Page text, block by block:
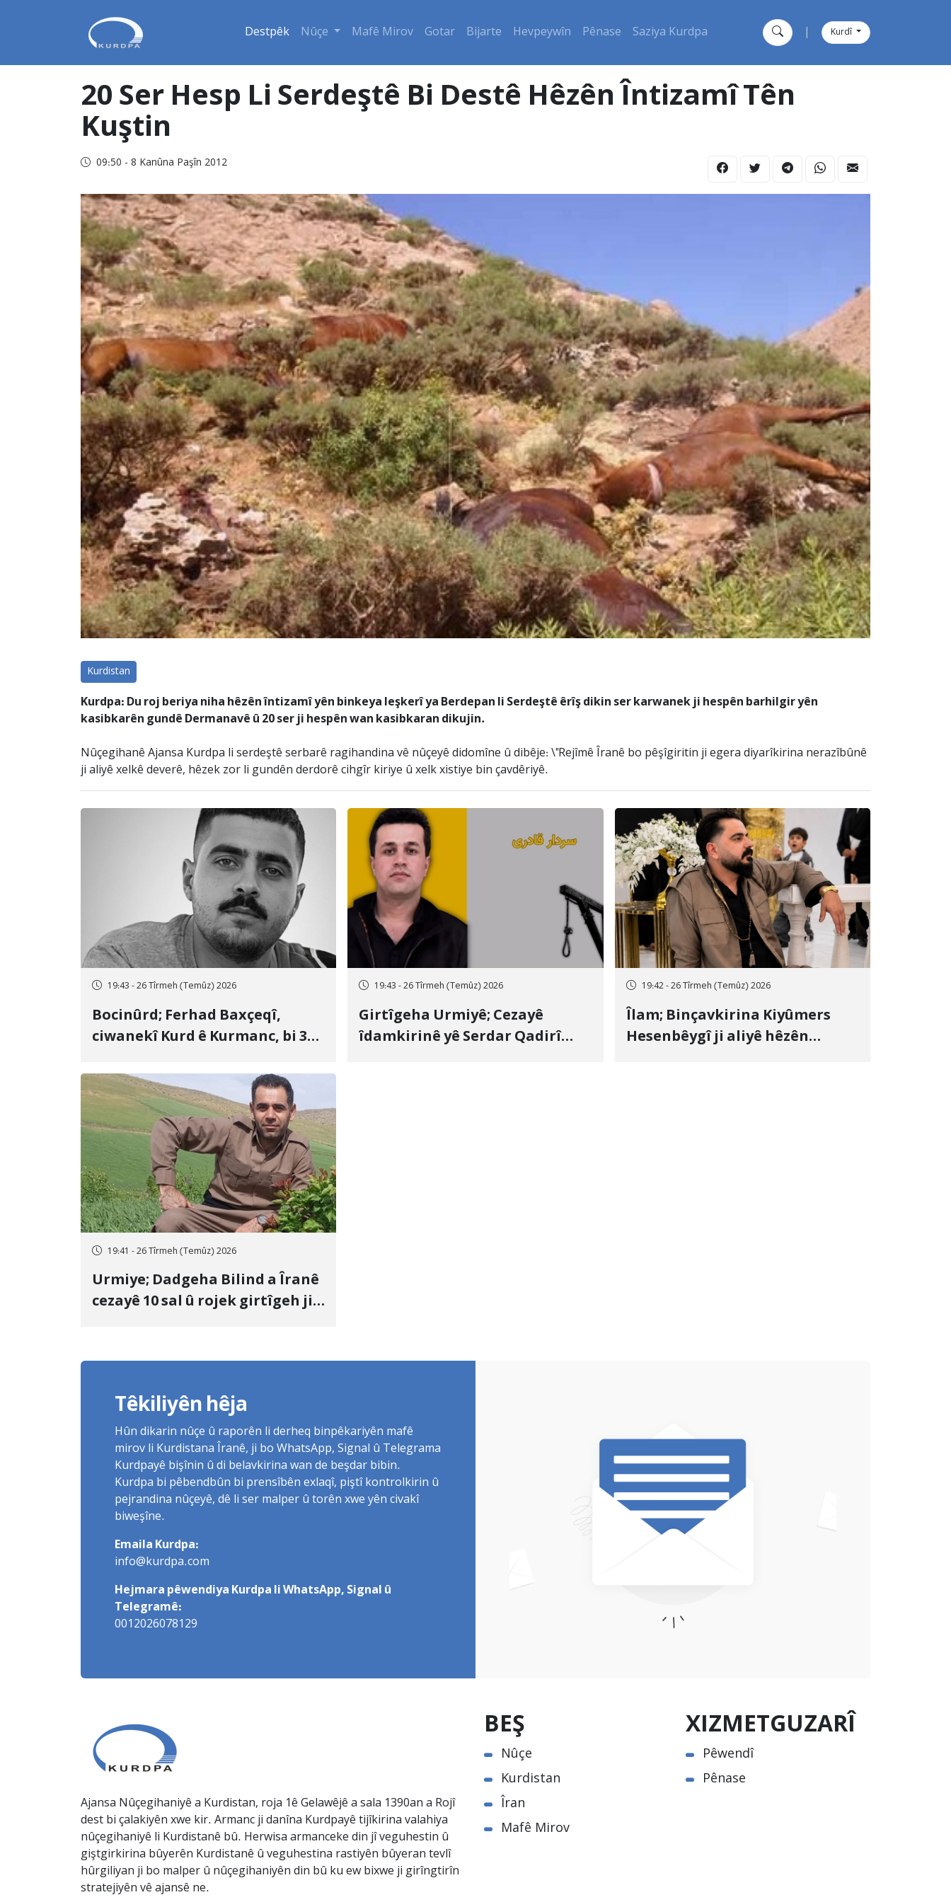
Destpêk Nûçe Mafê Mirov Gotar Bijarte Hevpeywîn Pênase Saziya Kurdpa Kurdî
20 Ser Hesp Li Serdeştê Bi Destê Hêzên Întizamî Tên
Kuştin
09:50 - 8 Kanûna Paşîn 2012
Kurdistan
Kurdpa: Du roj beriya niha hêzên întizamî yên binkeya leşkerî ya Berdepan li Serdeştê êrîş dikin ser karwanek ji hespên barhilgir yên
kasibkarên gundê Dermanavê û 20 ser ji hespên wan kasibkaran dikujin.
Nûçegihanê Ajansa Kurdpa li serdeştê serbarê ragihandina vê nûçeyê didomîne û dibêje: \"Rejîmê Îranê bo pêşîgiritin ji egera diyarîkirina nerazîbûnê
ji aliyê xelkê deverê, hêzek zor li gundên derdorê cihgîr kiriye û xelk xistiye bin çavdêriyê.
19:43 - 26 Tîrmeh (Temûz) 2026
Bocinûrd; Ferhad Baxçeqî,
ciwanekî Kurd ê Kurmanc, bi 3
cezakirin
19:43 - 26 Tîrmeh (Temûz) 2026
Girtîgeha Urmiyê; Cezayê
îdamkirinê yê Serdar Qadirî
19:42 - 26 Tîrmeh (Temûz) 2026
Îlam; Binçavkirina Kiyûmers
Hesenbêygî ji aliyê hêzên
19:41 - 26 Tîrmeh (Temûz) 2026
Urmiye; Dadgeha Bilind a Îranê
cezayê 10 sal û rojek girtîgeh ji
Têkiliyên hêja
Hûn dikarin nûçe û raporên li derheq binpêkariyên mafê
mirov li Kurdistana Îranê, ji bo WhatsApp, Signal û Telegrama
Kurdpayê bişînin û di belavkirina wan de beşdar bibin.
Kurdpa bi pêbendbûn bi prensîbên exlaqî, piştî kontrolkirin û
pejrandina nûçeyê, dê li ser malper û torên xwe yên civakî
biweşîne.
Emaila Kurdpa:
info@kurdpa.com
Hejmara pêwendiya Kurdpa li WhatsApp, Signal û
Telegramê:
0012026078129
Ajansa Nûçegihaniyê a Kurdistan, roja 1ê Gelawêjê a sala 1390an a Rojî
dest bi çalakiyên xwe kir. Armanc ji danîna Kurdpayê tijîkirina valahiya
nûçegihaniyê li Kurdistanê bû. Herwisa armanceke din jî veguhestin û
giştgirkirina bûyerên Kurdistanê û veguhestina rastiyên bûyeran tevlî
hûrgiliyan ji bo malper û nûçegihaniyên din bû ku ew bixwe ji girîngtirîn
stratejiyên vê ajansê ne.
BEŞ
Nûçe
Kurdistan
Îran
Mafê Mirov
XIZMETGUZARÎ
Pêwendî
Pênase